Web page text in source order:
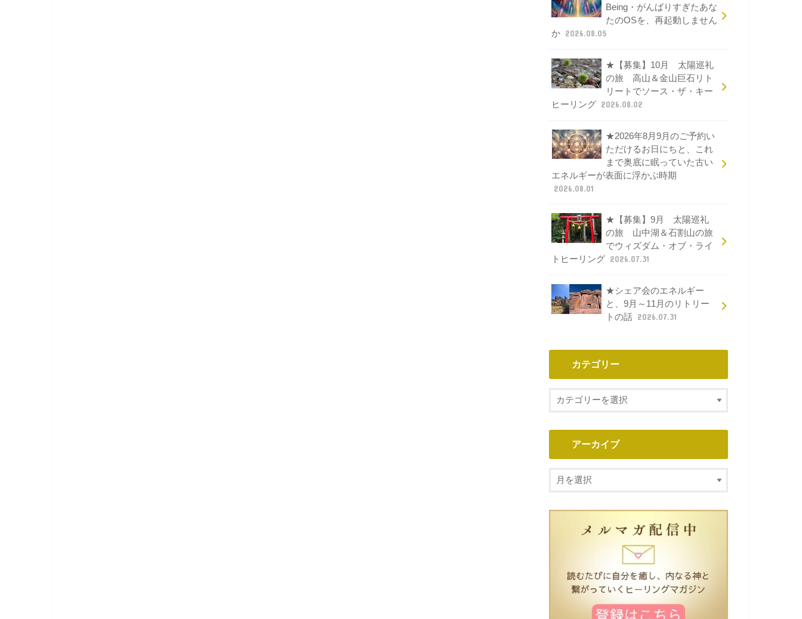
Being・がんばりすぎたあな
たのOSを、再起動しません
か 2026.08.05
★【募集】10月 太陽巡礼
の旅 高山＆金山巨石リト
リートでソース・ザ・キー
ヒーリング 2026.08.02
★2026年8月9月のご予約い
ただけるお日にちと、これ
まで奥底に眠っていた古い
エネルギーが表面に浮かぶ時期
2026.08.01
★【募集】9月 太陽巡礼
の旅 山中湖＆石割山の旅
でウィズダム・オブ・ライ
トヒーリング 2026.07.31
★シェア会のエネルギー
と、9月～11月のリトリー
トの話 2026.07.31
カテゴリー
アーカイブ